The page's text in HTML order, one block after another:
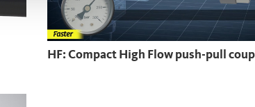
HF: Compact High Flow push-pull